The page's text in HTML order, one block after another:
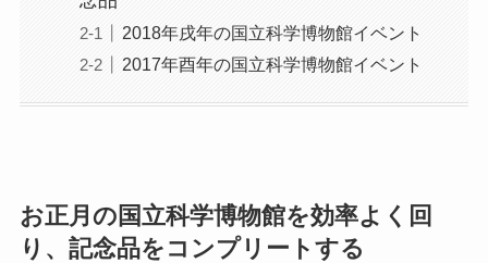
2018年戌年の国立科学博物館イベント
2017年酉年の国立科学博物館イベント
お正月の国立科学博物館を効率よく回
り、記念品をコンプリートする